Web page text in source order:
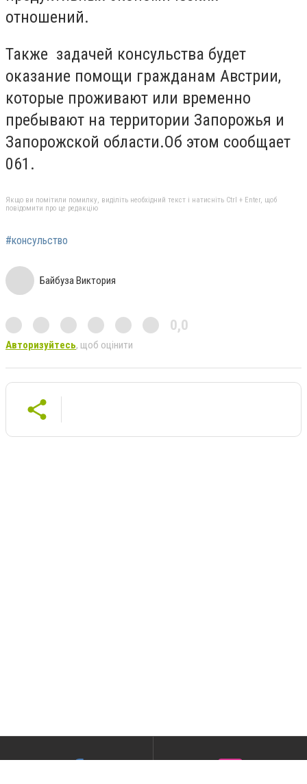
отношений.
Также задачей консульства будет
оказание помощи гражданам Австрии,
которые проживают или временно
пребывают на территории Запорожья и
Запорожской области.Об этом сообщает
061.
Якщо ви помітили помилку, виділіть необхідний текст і натисніть Ctrl + Enter, щоб
повідомити про це редакцію
#консульство
Байбуза Виктория
0,0
Авторизуйтесь, щоб оцінити